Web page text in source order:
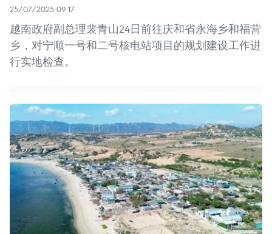
25/07/2025 09:17
越南政府副总理裴青山24日前往庆和省永海乡和福营
乡，对宁顺一号和二号核电站项目的规划建设工作进
行实地检查。